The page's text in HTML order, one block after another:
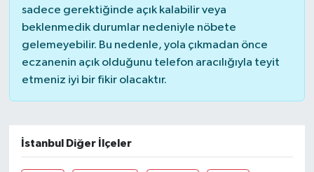
sadece gerektiğinde açık kalabilir veya
beklenmedik durumlar nedeniyle nöbete
gelemeyebilir. Bu nedenle, yola çıkmadan önce
eczanenin açık olduğunu telefon aracılığıyla teyit
etmeniz iyi bir fikir olacaktır.
İstanbul Diğer İlçeler